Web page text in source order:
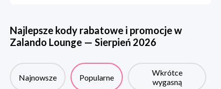
Najlepsze kody rabatowe i promocje w
Zalando Lounge — Sierpień 2026
Najnowsze Popularne
Wkrótce
wygasną